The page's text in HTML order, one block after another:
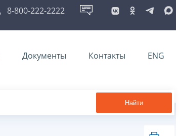
8-800-222-2222
Документы Контакты ENG
Найти